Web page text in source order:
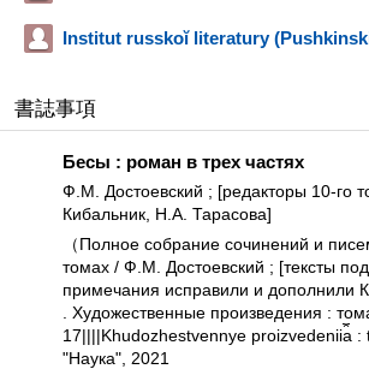
Institut russkoĭ literatury
書誌事項
Бесы : роман в трех частях
Ф.М. Достоевский ; [редакторы 10-го
Кибальник, Н.А. Тарасова]
（Полное собрание сочинений и
томах / Ф.М. Достоевский ; [тексты
примечания исправили и дополнили
. Художественные произведения :
17||||Khudozhestvennye proizvedenii︠a︡ :
"Наука", 2021